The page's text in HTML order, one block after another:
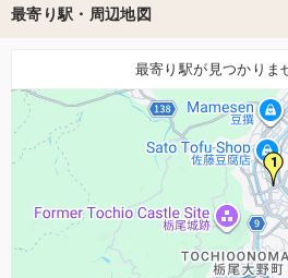
最寄り駅・周辺地図
最寄り駅が見つかりま
1